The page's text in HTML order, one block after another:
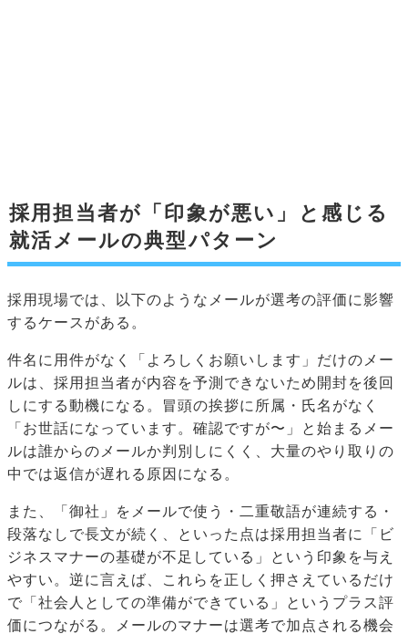
採用担当者が「印象が悪い」と感じる
就活メールの典型パターン
採用現場では、以下のようなメールが選考の評価に影響
するケースがある。
件名に用件がなく「よろしくお願いします」だけのメー
ルは、採用担当者が内容を予測できないため開封を後回
しにする動機になる。冒頭の挨拶に所属・氏名がなく
「お世話になっています。確認ですが〜」と始まるメー
ルは誰からのメールか判別しにくく、大量のやり取りの
中では返信が遅れる原因になる。
また、「御社」をメールで使う・二重敬語が連続する・
段落なしで長文が続く、といった点は採用担当者に「ビ
ジネスマナーの基礎が不足している」という印象を与え
やすい。逆に言えば、これらを正しく押さえているだけ
で「社会人としての準備ができている」というプラス評
価につながる。メールのマナーは選考で加点される機会